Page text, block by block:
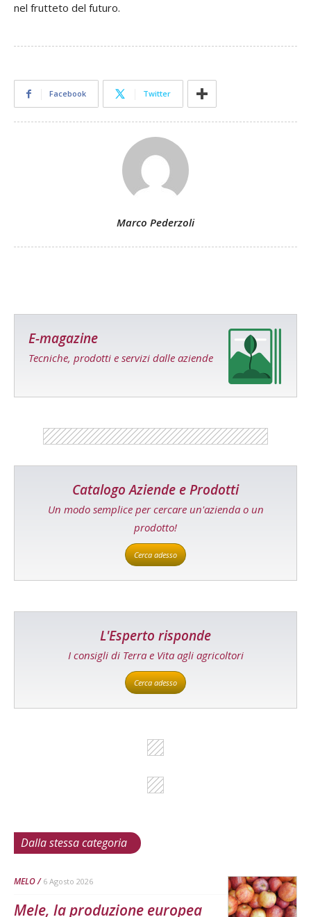
nel frutteto del futuro.
Facebook Twitter
Marco Pederzoli
E-magazine
Tecniche, prodotti e servizi dalle aziende
Catalogo Aziende e Prodotti
Un modo semplice per cercare un'azienda o un
prodotto!
Cerca adesso
L'Esperto risponde
I consigli di Terra e Vita agli agricoltori
Cerca adesso
Dalla stessa categoria
MELO 6 Agosto 2026
Mele, la produzione europea